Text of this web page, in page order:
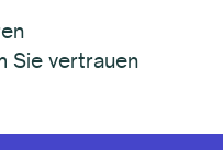
Sie vertrauen